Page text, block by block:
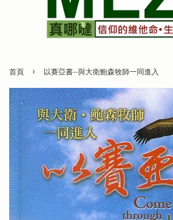
首頁 › 以賽亞書--與大衛鮑森牧師一同進入